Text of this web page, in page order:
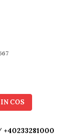
COS
+40233281000